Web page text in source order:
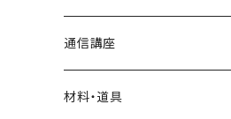
リング
ピアス
ピアス
丸玉
アベンチュリン
カボション
通信講座
ブレスレット
材料・道具